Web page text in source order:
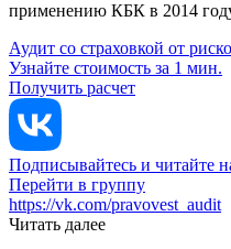
применению КБК в 2014
Аудит со страховкой от
Узнайте стоимость за 1 мин.
Получить расчет
Подписывайтесь и читайте
Перейти в группу
https://vk.com/pravovest_audit
Читать далее